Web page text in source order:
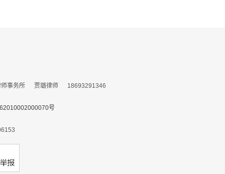
律师事务所 贾璐律师 18693291346
号